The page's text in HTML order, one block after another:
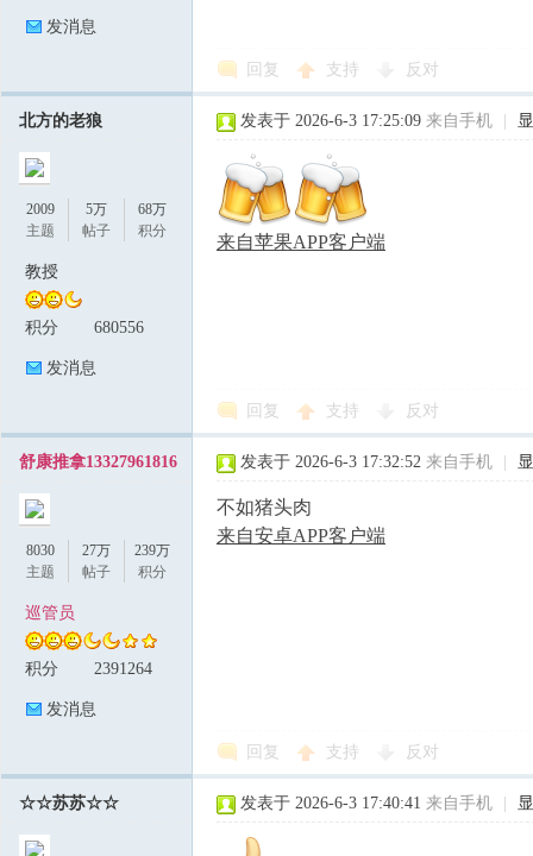
发消息
回复 支持 反对
北方的老狼
2009
主题
5万
帖子
68万
积分
教授
积分 680556
发消息
发表于 2026-6-3 17:25:09 来自手机
来自苹果APP客户端
回复 支持 反对
舒康推拿13327961816
8030
主题
27万
帖子
239万
积分
巡管员
积分 2391264
发消息
发表于 2026-6-3 17:32:52 来自手机
不如猪头肉
来自安卓APP客户端
回复 支持 反对
☆☆苏苏☆☆ 发表于 2026-6-3 17:40:41 来自手机